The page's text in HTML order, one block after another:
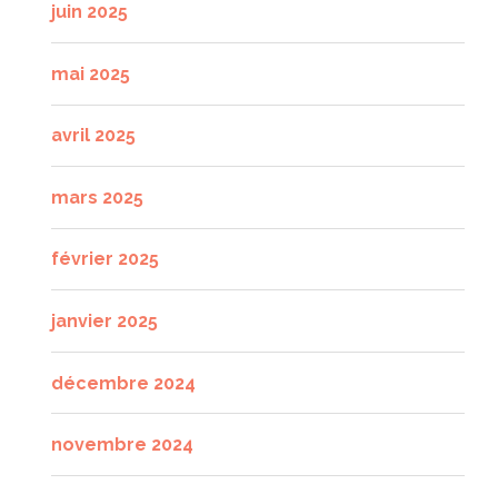
juin 2025
mai 2025
avril 2025
mars 2025
février 2025
janvier 2025
décembre 2024
novembre 2024